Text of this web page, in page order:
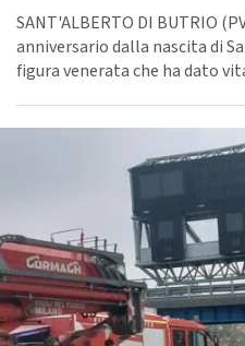
SANT'ALBERTO DI BUTRIO
anniversario dalla nascita di
figura venerata che ha dato